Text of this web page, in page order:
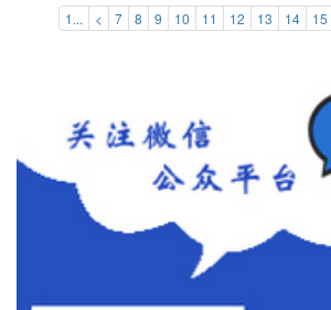
1... < 7 8 9 10 11 12 13 14 15